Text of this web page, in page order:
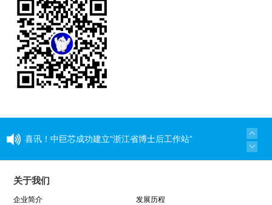
喜讯！中巨芯成功建立“浙江省博士后工作站”
动圆满结束
关于我们
企业简介
发展历程